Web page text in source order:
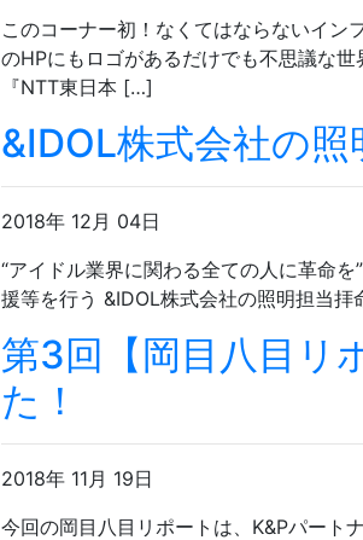
このコーナー初！なくてはならないイン
のHPにもロゴがあるだけでも不思議な
『NTT東日本 […]
&IDOL株式会社の照
2018年 12月 04日
“アイドル業界に関わる全ての人に革命
援等を行う &IDOL株式会社の照明担当
第3回【岡目八目リ
た！
2018年 11月 19日
今回の岡目八目リポートは、K&Pパート